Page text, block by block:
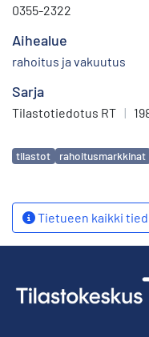
0355-2322
Aihealue
rahoitus ja vakuutus
Sarja
Tilastotiedotus RT |
Avainsanat
tilastot rahoitusmarkkinat
Tietueen kaikki